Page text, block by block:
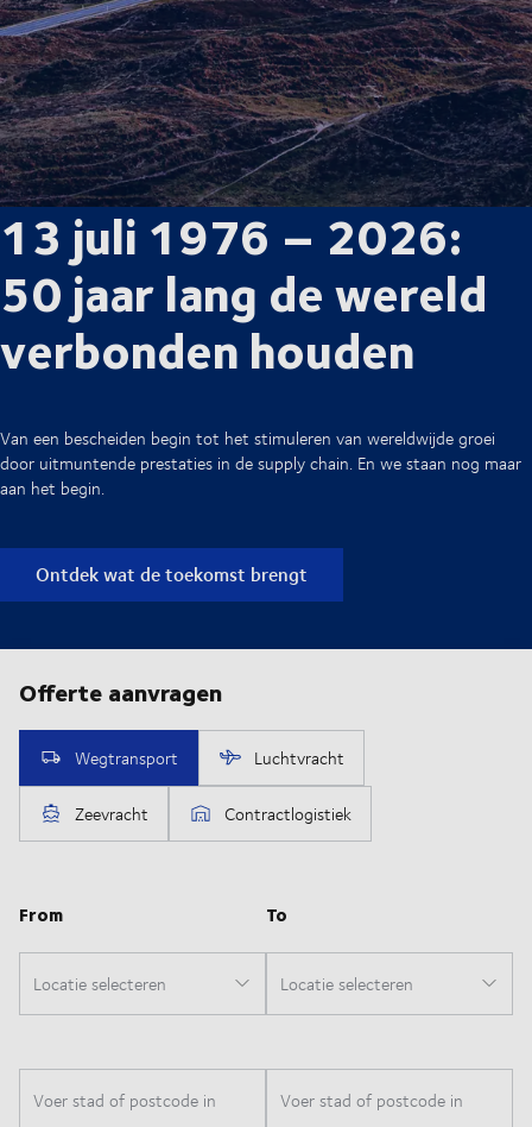
13 juli 1976 – 2026:
50 jaar lang de wereld
verbonden houden
Van een bescheiden begin tot het stimuleren van wereldwijde groei
door uitmuntende prestaties in de supply chain. En we staan nog maar
aan het begin.
Ontdek wat de toekomst brengt